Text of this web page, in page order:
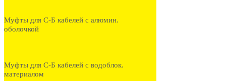
Муфты для С-Б кабелей с алюмин.
оболочкой
Муфты для С-Б кабелей с водоблок.
материалом